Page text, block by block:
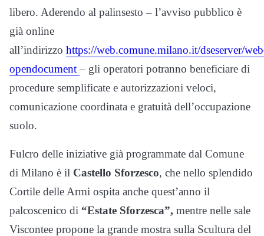
libero. Aderendo al palinsesto – l’avviso pubblico è
già online
all’indirizzo https://web.comune.milano.it/dseserver/
opendocument– gli operatori potranno beneficiare di
procedure semplificate e autorizzazioni veloci,
comunicazione coordinata e gratuità dell’occupazione
suolo.
Fulcro delle iniziative già programmate dal Comune
di Milano è il Castello Sforzesco, che nello splendido
Cortile delle Armi ospita anche quest’anno il
palcoscenico di “Estate Sforzesca”, mentre nelle sale
Viscontee propone la grande mostra sulla Scultura del